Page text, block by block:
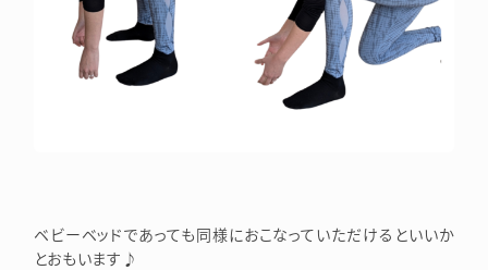
ベビーベッドであっても同様におこなっていただけるといいか
とおもいます♪